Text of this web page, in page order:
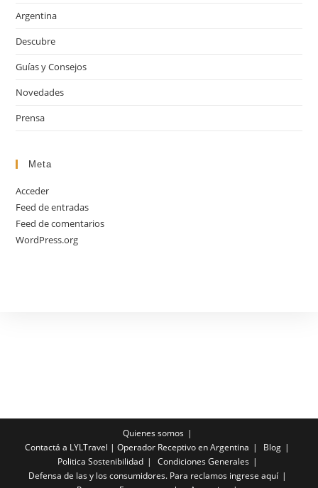
Argentina
Descubre
Guías y Consejos
Novedades
Prensa
Meta
Acceder
Feed de entradas
Feed de comentarios
WordPress.org
Quienes somos
Contactá a LYLTravel | Operador Receptivo en Argentina
Blog
Politica Sostenibilidad
Condiciones Generales
Defensa de las y los consumidores. Para reclamos ingrese aquí